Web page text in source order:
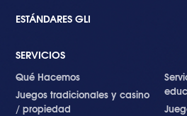
ESTÁNDARES GLI
SERVICIOS
Qué Hacemos
Juegos tradicionales y casino
/ propiedad